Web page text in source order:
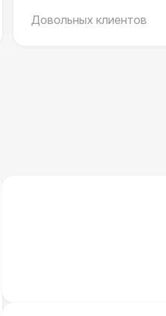
Довольных клиентов